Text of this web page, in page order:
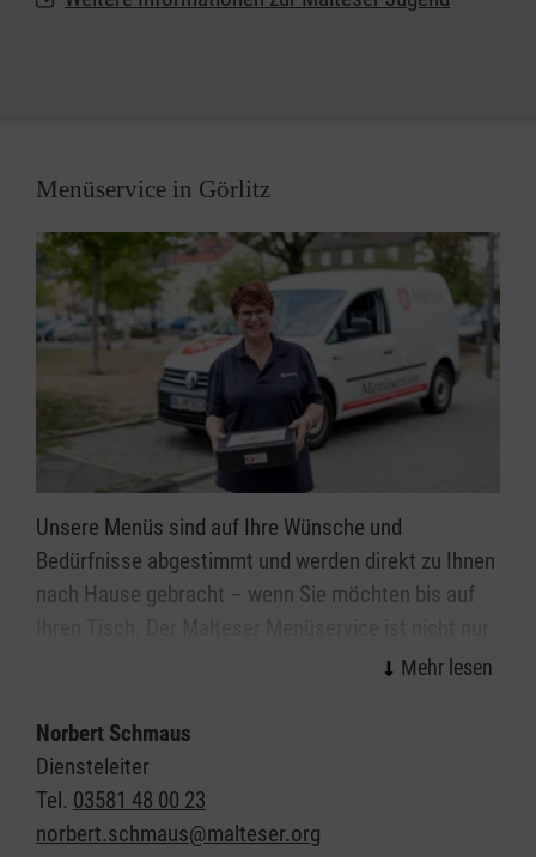
Menüservice in Görlitz
Unsere Menüs sind auf Ihre Wünsche und
Bedürfnisse abgestimmt und werden direkt zu Ihnen
nach Hause gebracht – wenn Sie möchten bis auf
irgendein „Essen auf Rädern“ oder Mahlzeitendienst.
leckere Menü-Auswahl und nicht zuletzt für die
Freude am persönlichen Kontakt.
Lassen Sie sich beraten und erhalten weitere
Norbert Schmaus
Diensteleiter
Tel. 03581 48 00 23
norbert.schmaus@malteser.org